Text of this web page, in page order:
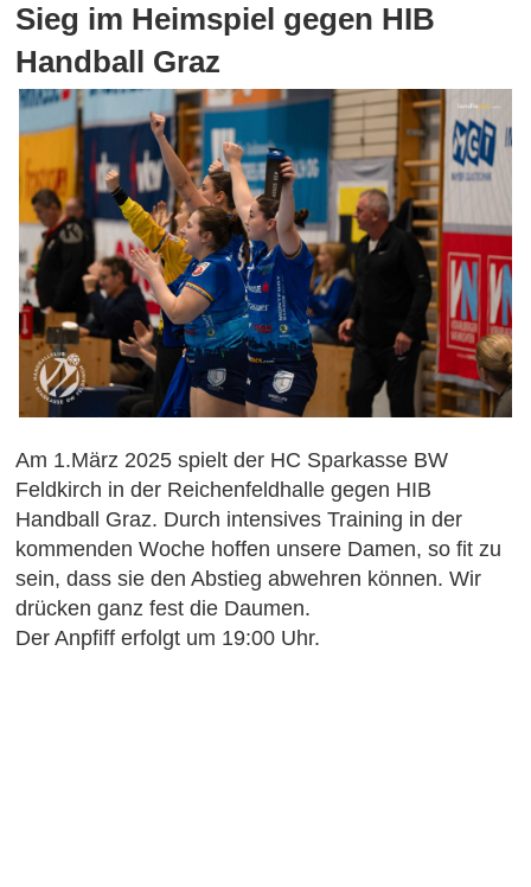
Sieg im Heimspiel gegen HIB
Handball Graz
Am 1.März 2025 spielt der HC Sparkasse BW
Feldkirch in der Reichenfeldhalle gegen HIB
Handball Graz. Durch intensives Training in der
kommenden Woche hoffen unsere Damen, so fit zu
sein, dass sie den Abstieg abwehren können. Wir
drücken ganz fest die Daumen.
Der Anpfiff erfolgt um 19:00 Uhr.